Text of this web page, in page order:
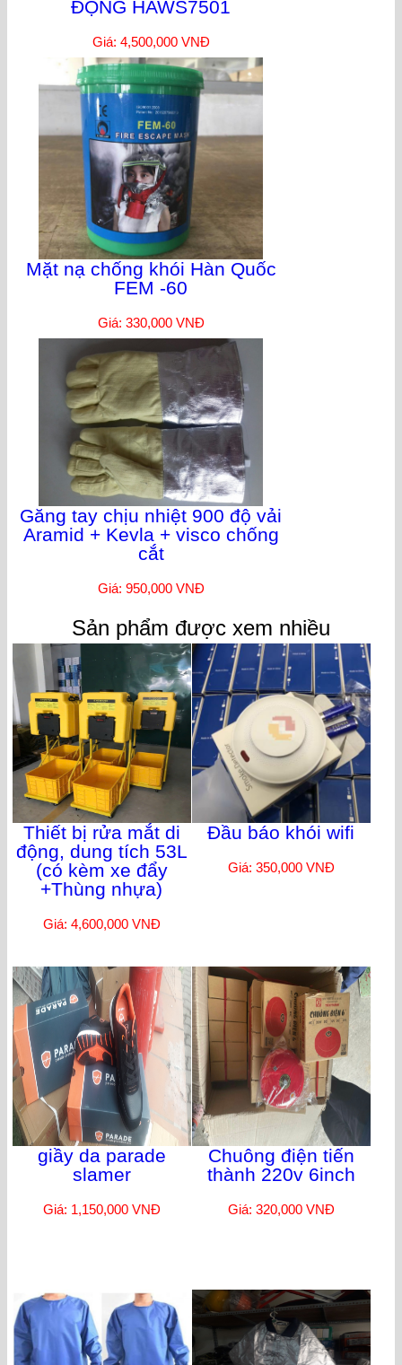
ĐỘNG HAWS7501
Giá: 4,500,000 VNĐ
Mặt nạ chống khói Hàn Quốc
FEM -60
Giá: 330,000 VNĐ
Găng tay chịu nhiệt 900 độ vải
Aramid + Kevla + visco chống
cắt
Giá: 950,000 VNĐ
Sản phẩm được xem nhiều
Thiết bị rửa mắt di
động, dung tích 53L
(có kèm xe đẩy
+Thùng nhựa)
Giá: 4,600,000 VNĐ
Đầu báo khói wifi
Giá: 350,000 VNĐ
giầy da parade
slamer
Giá: 1,150,000 VNĐ
Chuông điện tiến
thành 220v 6inch
Giá: 320,000 VNĐ